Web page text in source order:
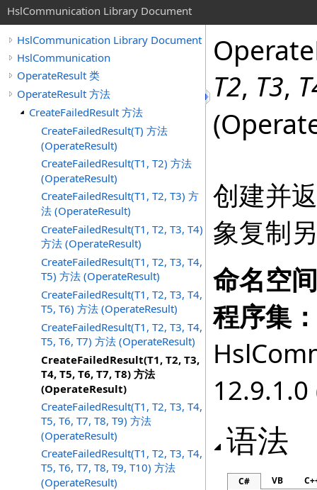
HslCommunication Library Document
HslCommunication Library Document
HslCommunication
OperateResult 类
OperateResult 方法
CreateFailedResult 方法
CreateFailedResult(T) 方法
(OperateResult)
CreateFailedResult(T1, T2) 方法
(OperateResult)
CreateFailedResult(T1, T2, T3) 方
法 (OperateResult)
CreateFailedResult(T1, T2, T3, T4)
方法 (OperateResult)
CreateFailedResult(T1, T2, T3, T4,
T5) 方法 (OperateResult)
CreateFailedResult(T1, T2, T3, T4,
T5, T6) 方法 (OperateResult)
CreateFailedResult(T1, T2, T3, T4,
T5, T6, T7) 方法 (OperateResult)
CreateFailedResult(T1, T2, T3,
T4, T5, T6, T7, T8) 方法
(OperateResult)
CreateFailedResult(T1, T2, T3, T4,
T5, T6, T7, T8, T9) 方法
(OperateResult)
CreateFailedResult(T1, T2, T3, T4,
T5, T6, T7, T8, T9, T10) 方法
(OperateResult)
T2, T3,
创建并
象复制
命名空
程序集：
语法
C# VB